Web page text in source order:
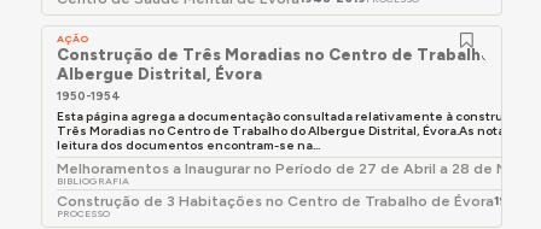
AÇÃO
Construção de Três Moradias no Centro de Trabalho do
Albergue Distrital, Évora
1950-1954
Esta página agrega a documentação consultada relativamente à construção
Três Moradias no Centro de Trabalho do Albergue Distrital, Évora.As notas de
leitura dos documentos encontram-se na...
Melhoramentos a Inaugurar no Período de 27 de Abril a 28 de Maio
BIBLIOGRAFIA
Construção de 3 Habitações no Centro de Trabalho de Évora1950-
PROCESSO